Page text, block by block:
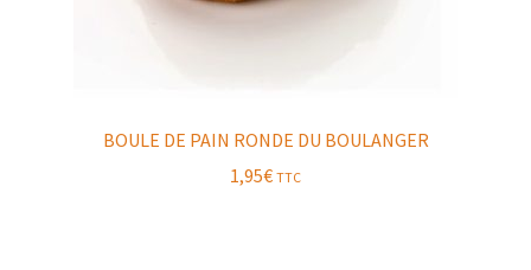
BOULE DE PAIN RONDE DU BOULANGER
1,95€ TTC